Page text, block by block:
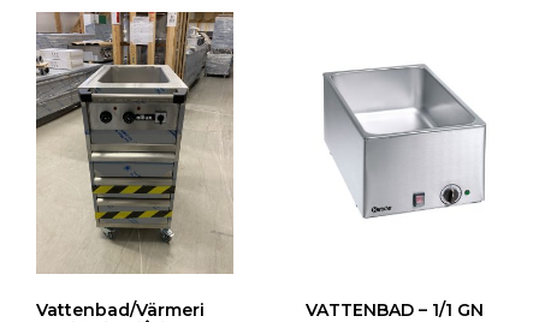
Vattenbad/Värmeri
VATTENBAD – 1/1 GN